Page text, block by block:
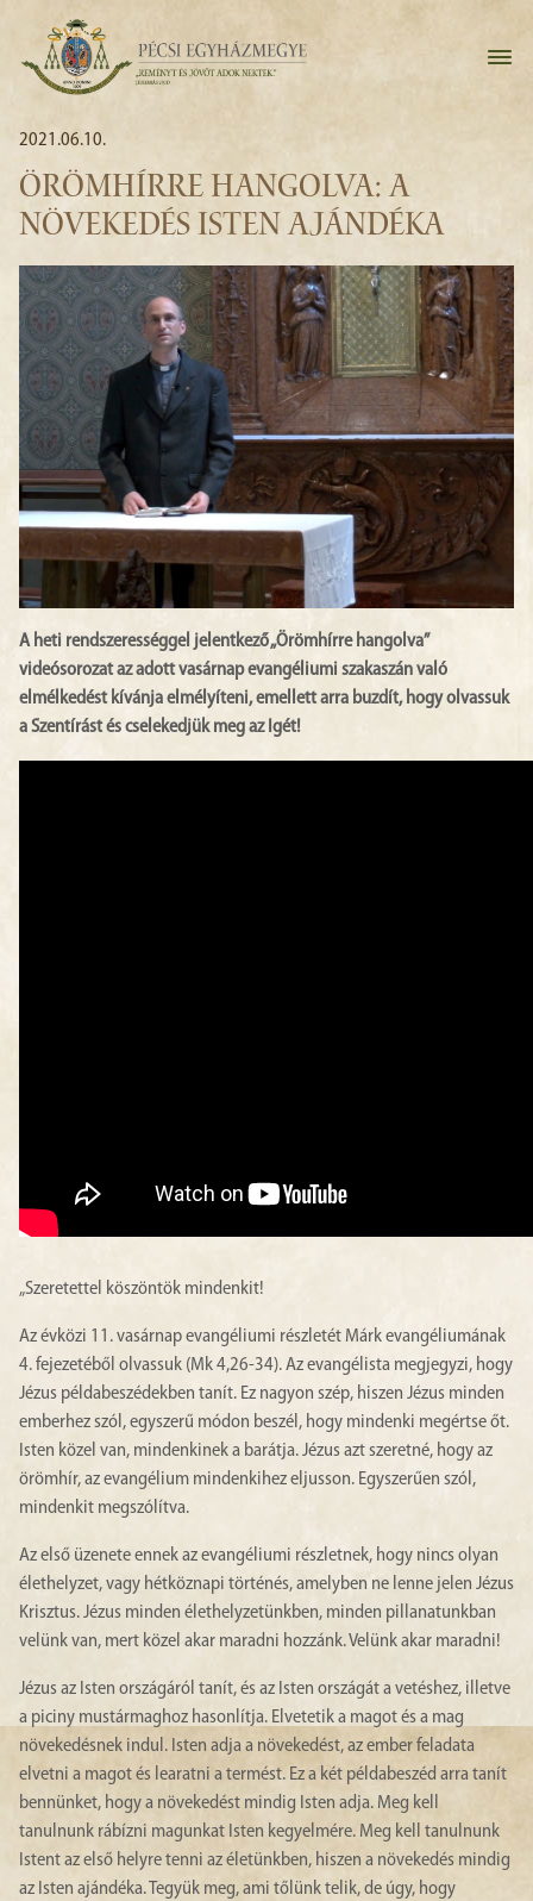
2021.06.10.
ÖRÖMHÍRRE HANGOLVA: A
NÖVEKEDÉS ISTEN AJÁNDÉKA
A heti rendszerességgel jelentkező „Örömhírre hangolva”
videósorozat az adott vasárnap evangéliumi szakaszán való
elmélkedést kívánja elmélyíteni, emellett arra buzdít, hogy olvassuk
a Szentírást és cselekedjük meg az Igét!
„Szeretettel köszöntök mindenkit!
Az évközi 11. vasárnap evangéliumi részletét Márk evangéliumának
4. fejezetéből olvassuk (Mk 4,26-34). Az evangélista megjegyzi, hogy
Jézus példabeszédekben tanít. Ez nagyon szép, hiszen Jézus minden
emberhez szól, egyszerű módon beszél, hogy mindenki megértse őt.
Isten közel van, mindenkinek a barátja. Jézus azt szeretné, hogy az
örömhír, az evangélium mindenkihez eljusson. Egyszerűen szól,
mindenkit megszólítva.
Az első üzenete ennek az evangéliumi részletnek, hogy nincs olyan
élethelyzet, vagy hétköznapi történés, amelyben ne lenne jelen Jézus
Krisztus. Jézus minden élethelyzetünkben, minden pillanatunkban
velünk van, mert közel akar maradni hozzánk. Velünk akar maradni!
Jézus az Isten országáról tanít, és az Isten országát a vetéshez, illetve
a piciny mustármaghoz hasonlítja. Elvetetik a magot és a mag
növekedésnek indul. Isten adja a növekedést, az ember feladata
elvetni a magot és learatni a termést. Ez a két példabeszéd arra tanít
bennünket, hogy a növekedést mindig Isten adja. Meg kell
tanulnunk rábízni magunkat Isten kegyelmére. Meg kell tanulnunk
Istent az első helyre tenni az életünkben, hiszen a növekedés mindig
az Isten ajándéka. Tegyük meg, ami tőlünk telik, de úgy, hogy